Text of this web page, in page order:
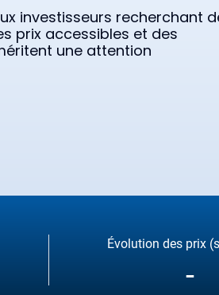
investisseurs recherchant
prix accessibles et des
une attention
Évolution des prix
-